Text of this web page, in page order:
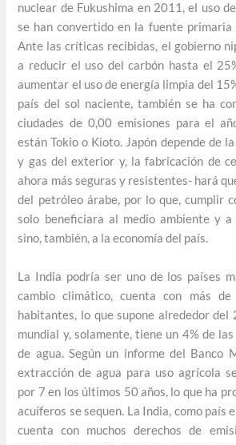
nuclear de Fukushima en 2011, el uso
se han convertido en la fuente primaria
Ante las críticas recibidas, el gobierno
a reducir el uso del carbón hasta el
aumentar el uso de energía limpia del
país del sol naciente, también se ha
ciudades de 0,00 emisiones para el
están Tokio o Kioto. Japón depende de
y gas del exterior y, la fabricación de
ahora más seguras y resistentes- hará
del petróleo árabe, por lo que, cumplir
solo beneficiara al medio ambiente y a
sino, también, a la economía del país.
La India podría ser uno de los países
cambio climático, cuenta con más
habitantes, lo que supone alrededor del
mundial y, solamente, tiene un 4% de
de agua. Según un informe del Banco
extracción de agua para uso agrícola
por 7 en los últimos 50 años, lo que ha
acuíferos se sequen. La India, como país
cuenta con muchos derechos de